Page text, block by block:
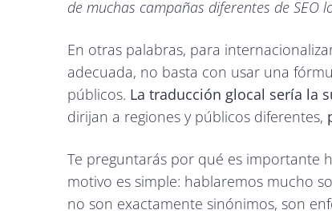
de muchas campañas diferentes de SEO
En otras palabras, para
adecuada, no basta con usar una
públicos. La traducción glocal sería la
dirijan a regiones y públicos diferentes,
Te preguntarás por qué es importante
motivo es simple: hablaremos mucho
no son exactamente sinónimos, son